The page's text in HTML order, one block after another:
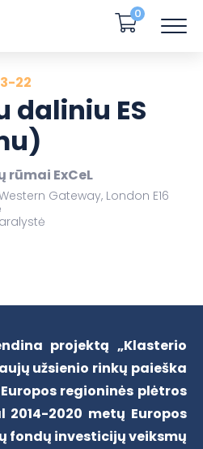
0
22
daliniu ES
ExCeL
Gateway, London E16
projektą „Klasterio
užsienio rinkų paieška
regioninės plėtros
2020 metų Europos
fondų investicijų veiksmų